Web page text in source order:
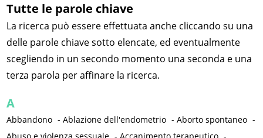
Tutte le parole chiave
La ricerca può essere effettuata anche cliccando su una
delle parole chiave sotto elencate, ed eventualmente
scegliendo in un secondo momento una seconda e una
terza parola per affinare la ricerca.
A
Abbandono -Ablazione dell'endometrio -Aborto spontaneo -